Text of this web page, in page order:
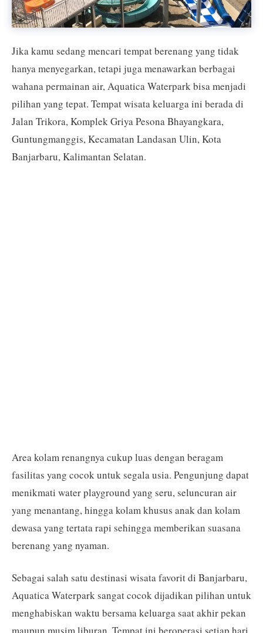
Jika kamu sedang mencari tempat berenang yang tidak
hanya menyegarkan, tetapi juga menawarkan berbagai
wahana permainan air, Aquatica Waterpark bisa menjadi
pilihan yang tepat. Tempat wisata keluarga ini berada di
Jalan Trikora, Komplek Griya Pesona Bhayangkara,
Guntungmanggis, Kecamatan Landasan Ulin, Kota
Banjarbaru, Kalimantan Selatan.
Area kolam renangnya cukup luas dengan beragam
fasilitas yang cocok untuk segala usia. Pengunjung dapat
menikmati water playground yang seru, seluncuran air
yang menantang, hingga kolam khusus anak dan kolam
dewasa yang tertata rapi sehingga memberikan suasana
berenang yang nyaman.
Sebagai salah satu destinasi wisata favorit di Banjarbaru,
Aquatica Waterpark sangat cocok dijadikan pilihan untuk
menghabiskan waktu bersama keluarga saat akhir pekan